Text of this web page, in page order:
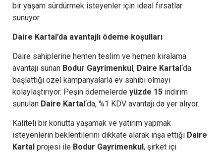
bir yaşam sürdürmek isteyenler için ideal fırsatlar
sunuyor.
Daire Kartal’da avantajlı ödeme koşulları
Daire sahiplerine hemen teslim ve hemen kiralama
avantajı sunan Bodur Gayrimenkul, Daire Kartal‘da
başlattığı özel kampanyalarla ev sahibi olmayı
kolaylaştırıyor. Peşin ödemelerde yüzde 15 indirim
sunulan Daire Kartal‘da, %1 KDV avantajı da yer alıyor.
Kaliteli bir konutta yaşamak ve yatırım yapmak
isteyenlerin beklentilerini dikkate alarak inşa ettiği Daire
Kartal projesi ile Bodur Gayrimenkul, şirket içi